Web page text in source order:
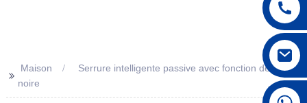
008615396811719
>> Maison
Serrure intelligente passive avec fonction de liste
noire